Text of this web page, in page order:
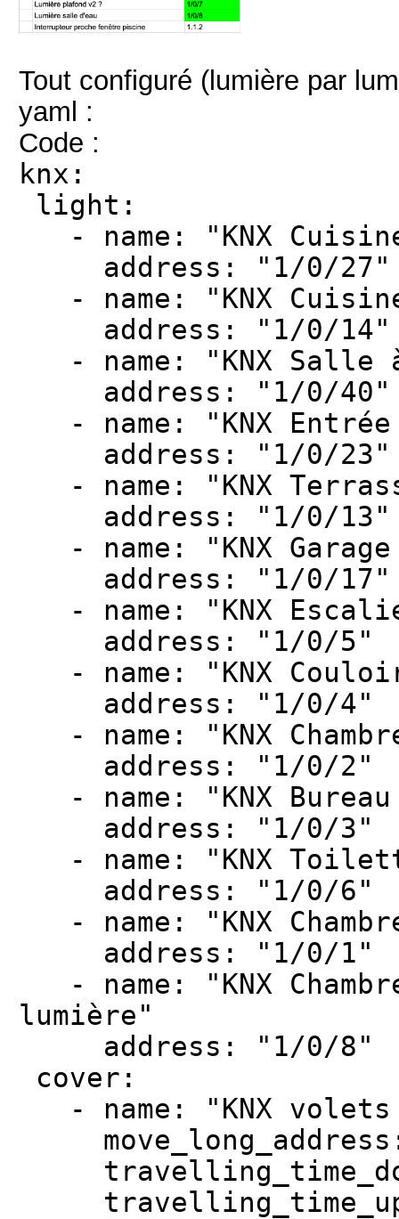
Tout configuré (lumière par
yaml :
Code :
knx:
light:
- name: "KNX
address: "1/0/27"
- name: "KNX
address: "1/0/14"
- name: "KNX Salle
address: "1/0/40"
- name: "KNX
address: "1/0/23"
- name: "KNX
address: "1/0/13"
- name: "KNX
address: "1/0/17"
- name: "KNX
address: "1/0/5"
- name: "KNX
address: "1/0/4"
- name: "KNX
address: "1/0/2"
- name: "KNX
address: "1/0/3"
- name: "KNX
address: "1/0/6"
- name: "KNX
address: "1/0/1"
- name: "KNX
lumière"
address: "1/0/8"
cover:
- name: "KNX volets